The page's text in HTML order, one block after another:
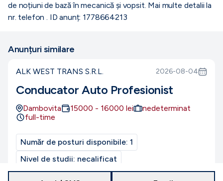
de noțiuni de bază în mecanică și vopsit. Mai multe detalii la
nr. telefon . ID anunț: 1778664213
Anunțuri similare
ALK WEST TRANS S.R.L. 2026-08-04
Conducator Auto Profesionist
Dambovita 15000 - 16000 lei
nedeterminat
full-time
Număr de posturi disponibile: 1
Nivel de studii: necalificat